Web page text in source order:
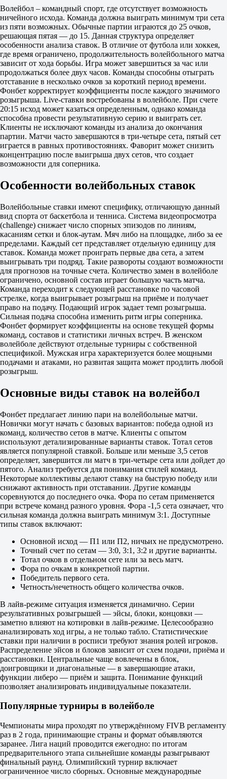
1
2
Жинастика НГ U19 (ж)
-
К Нотр Дам U19 (ж)
Сегодня в 14:55
1.19
3.95
АПВ Кашиас-ду-Сул U19 (ж)
-
Рекрео да Жувентуде РС U19 (ж)
Сегодня в 16:40
2.40
1.50
Бразилия. До 19 лет. Паулиста
1
2
Жандира U19
-
Сегодня в 16:55
1.20
Сан Жозе U19
-
КТ Накагава U19
Сегодня в 21:55
1.11
5.20
Бразилия. Женщины. До 19 лет. Паулиста
1
2
Сан-Жозе U19 (ж)
-
Кампу Белу U19 (ж)
Сегодня в 14:55
2.25
1.57
Вьетнам. Женщины. Молодежное первенство
1
2
-
Ханой (мол) (ж)
1.47
2.50
Фора
1
2
-5.5
1.85
+5.5
1.85
Тотал
Б
М
185.5
1.83
Гамбия. Национальная лига
Гамбия Призон
Сегодня в 17:55
5.50
1.10
Гамбия. Женщины. Национальная лига
1
2
Призон (ж)
-
ЯМКА (ж)
Сегодня в 19:55
3.00
1
2
Пламя-про
-
Молот-про
Не начался
Волейбол – командный спорт, где отсутствует возможность
ничейного исхода. Команда должна выиграть минимум три сета
из пяти возможных. Обычные партии играются до 25 очков,
решающая пятая — до 15. Данная структура определяет
особенности анализа ставок. В отличие от футбола или хоккея,
где время ограничено, продолжительность волейбольного матча
зависит от хода борьбы. Игра может завершиться за час или
продолжаться более двух часов. Команды способны отыграть
отставание в несколько очков за короткий период времени.
Фонбет корректирует коэффициенты после каждого значимого
розыгрыша. Live-ставки востребованы в волейболе. При счете
20:15 исход может казаться определенным, однако команда
способна провести результативную серию и выиграть сет.
Клиенты не исключают команды из анализа до окончания
партии. Матчи часто завершаются в три-четыре сета, пятый сет
играется в равных противостояниях. Фаворит может снизить
концентрацию после выигрыша двух сетов, что создает
возможности для соперника.
Особенности волейбольных ставок
Волейбольные ставки имеют специфику, отличающую данный
вид спорта от баскетбола и тенниса. Система видеопросмотра
(challenge) снижает число спорных эпизодов по линиям,
касаниям сетки и блок-аутам. Мяч либо на площадке, либо за ее
пределами. Каждый сет представляет отдельную единицу для
ставок. Команда может проиграть первые два сета, а затем
выигрывать три подряд. Такие развороты создают возможности
для прогнозов на точные счета. Количество замен в волейболе
ограничено, основной состав играет большую часть матча.
Команда переходит к следующей расстановке по часовой
стрелке, когда выигрывает розыгрыш на приёме и получает
право на подачу. Подающий игрок задает темп розыгрыша.
Сильная подача способна изменить ритм игры соперника.
Фонбет формирует коэффициенты на основе текущей формы
команд, составов и статистики личных встреч. В женском
волейболе действуют отдельные турниры с собственной
спецификой. Мужская игра характеризуется более мощными
подачами и атаками, но развитая защита может продлить любой
розыгрыш.
Основные виды ставок на волейбол
Фонбет предлагает линию пари на волейбольные матчи.
Новички могут начать с базовых вариантов: победа одной из
команд, количество сетов в матче. Клиенты с опытом
используют детализированные варианты ставок. Тотал сетов
является популярной ставкой. Больше или меньше 3,5 сетов
определяет, завершится ли матч в три-четыре сета или дойдет до
пятого. Анализ требуется для понимания стилей команд.
Некоторые коллективы делают ставку на быструю победу или
снижают активность при отставании. Другие команды
соревнуются до последнего очка. Фора по сетам применяется
при встрече команд разного уровня. Фора -1,5 сета означает, что
сильная команда должна выиграть минимум 3:1. Доступные
типы ставок включают:
Основной исход — П1 или П2, ничьих не предусмотрено.
Точный счет по сетам — 3:0, 3:1, 3:2 и другие варианты.
Тотал очков в отдельном сете или за весь матч.
Фора по очкам в конкретной партии.
Победитель первого сета.
Четность/нечетность общего количества очков.
В лайв-режиме ситуация изменяется динамично. Серии
результативных розыгрышей — эйсы, блоки, концовки —
заметно влияют на котировки в лайв-режиме. Целесообразно
анализировать ход игры, а не только табло. Статистические
ставки при наличии в росписи требуют знания ролей игроков.
Распределение эйсов и блоков зависит от схем подачи, приёма и
расстановки. Центральные чаще вовлечены в блок,
доигровщики и диагональные — в завершающие атаки,
функции либеро — приём и защита. Понимание функций
позволяет анализировать индивидуальные показатели.
Популярные турниры в волейболе
Чемпионаты мира проходят по утверждённому FIVB регламенту
раз в 2 года, принимающие страны и формат объявляются
заранее. Лига наций проводится ежегодно: по итогам
предварительного этапа сильнейшие команды разыгрывают
финальный раунд. Олимпийский турнир включает
ограниченное число сборных. Основные международные